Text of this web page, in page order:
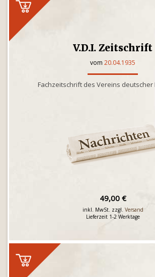
V.D.I. Zeitschrift
vom 20.04.1935
Fachzeitschrift des Vereins deutscher
49,00 €
inkl. MwSt. zzgl. Versand
Lieferzeit 1-2 Werktage